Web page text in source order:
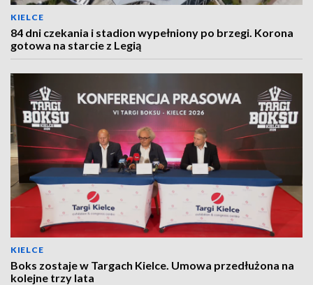
KIELCE
84 dni czekania i stadion wypełniony po brzegi. Korona
gotowa na starcie z Legią
KIELCE
Boks zostaje w Targach Kielce. Umowa przedłużona na
kolejne trzy lata